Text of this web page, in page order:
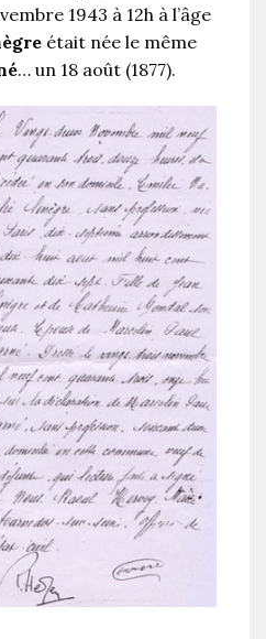
1943 à 12h à l’âge
était née le même
… un 18 août (1877).